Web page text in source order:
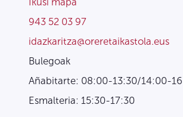
943 52 03 97
idazkaritza@oreretaikastola.eus
Bulegoak
Añabitarte: 08:00-13:30/14:00-
Esmalteria: 15:30-17:30